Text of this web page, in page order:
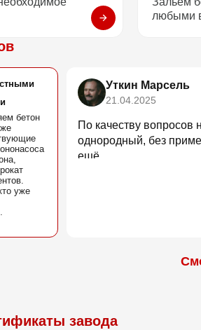
любыми
бетон
уже
Уткин Марсель
21.04.2025
По качеству вопросов
однородный, без
ещё.
завода